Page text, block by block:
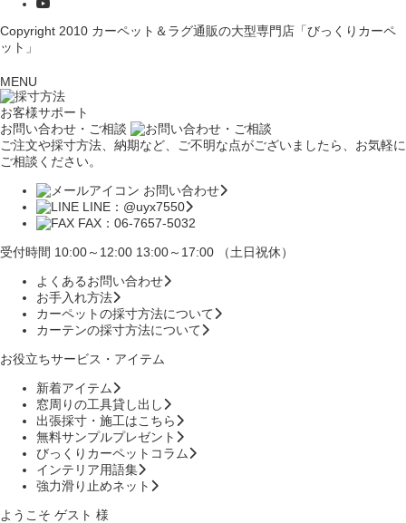
Copyright 2010 カーペット＆ラグ通販の大型専門店「びっくりカーペ
ット」
MENU
お客様サポート
お問い合わせ・ご相談
ご注文や採寸方法、納期など、ご不明な点がございましたら、お気軽に
ご相談ください。
お問い合わせ
LINE：@uyx7550
FAX：06-7657-5032
受付時間 10:00～12:00 13:00～17:00 （土日祝休）
よくあるお問い合わせ
お手入れ方法
カーペットの採寸方法について
カーテンの採寸方法について
お役立ちサービス・アイテム
新着アイテム
窓周りの工具貸し出し
出張採寸・施工はこちら
無料サンプルプレゼント
びっくりカーペットコラム
インテリア用語集
強力滑り止めネット
ようこそ ゲスト 様